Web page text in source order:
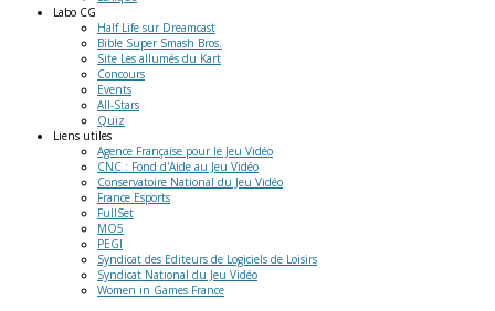
Labo CG
Half Life sur Dreamcast
Bible Super Smash Bros.
Site Les allumés du Kart
Concours
Events
All-Stars
Quiz
Liens utiles
Agence Française pour le Jeu Vidéo
CNC : Fond d'Aide au Jeu Vidéo
Conservatoire National du Jeu Vidéo
France Esports
FullSet
MO5
PEGI
Syndicat des Editeurs de Logiciels de Loisirs
Syndicat National du Jeu Vidéo
Women in Games France